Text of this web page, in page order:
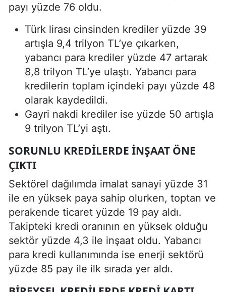
payı yüzde 76 oldu.
Türk lirası cinsinden krediler yüzde 39
artışla 9,4 trilyon TL’ye çıkarken,
yabancı para krediler yüzde 47 artarak
8,8 trilyon TL’ye ulaştı. Yabancı para
kredilerin toplam içindeki payı yüzde 48
olarak kaydedildi.
Gayri nakdi krediler ise yüzde 50 artışla
9 trilyon TL’yi aştı.
SORUNLU KREDILERDE İNŞAAT ÖNE
ÇIKTI
Sektörel dağılımda imalat sanayi yüzde 31
ile en yüksek paya sahip olurken, toptan ve
perakende ticaret yüzde 19 pay aldı.
Takipteki kredi oranının en yüksek olduğu
sektör yüzde 4,3 ile inşaat oldu. Yabancı
para kredi kullanımında ise enerji sektörü
yüzde 85 pay ile ilk sırada yer aldı.